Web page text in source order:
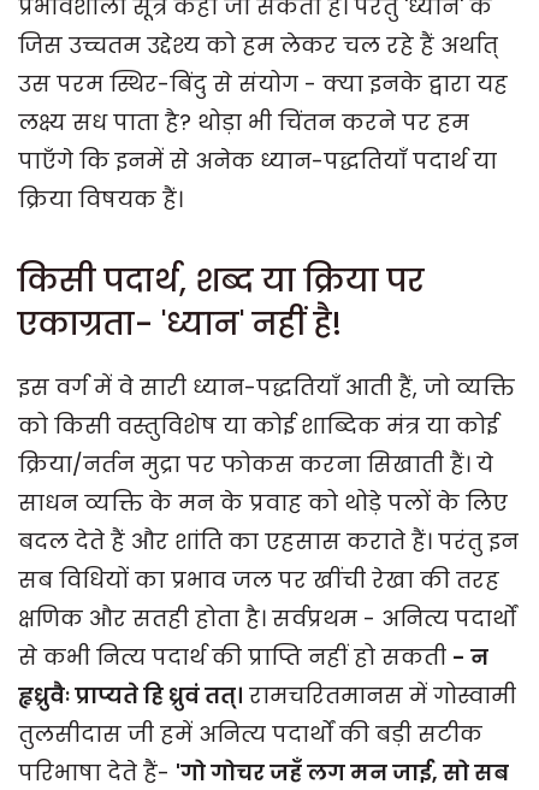
प्रभावशाली सूत्र कही जा सकती है। परंतु 'ध्यान' के
जिस उच्चतम उद्देश्य को हम लेकर चल रहे हैं अर्थात्
उस परम स्थिर-बिंदु से संयोग - क्या इनके द्वारा यह
लक्ष्य सध पाता है? थोड़ा भी चिंतन करने पर हम
पाएँगे कि इनमें से अनेक ध्यान-पद्धतियाँ पदार्थ या
क्रिया विषयक हैं।
किसी पदार्थ, शब्द या क्रिया पर
एकाग्रता- 'ध्यान' नहीं है!
इस वर्ग में वे सारी ध्यान-पद्धतियाँ आती हैं, जो व्यक्ति
को किसी वस्तुविशेष या कोई शाब्दिक मंत्र या कोई
क्रिया/नर्तन मुद्रा पर फोकस करना सिखाती हैं। ये
साधन व्यक्ति के मन के प्रवाह को थोड़े पलों के लिए
बदल देते हैं और शांति का एहसास कराते हैं। परंतु इन
सब विधियों का प्रभाव जल पर खींची रेखा की तरह
क्षणिक और सतही होता है। सर्वप्रथम - अनित्य पदार्थों
से कभी नित्य पदार्थ की प्राप्ति नहीं हो सकती - न
हृध्रुवैः प्राप्यते हि ध्रुवं तत्। रामचरितमानस में गोस्वामी
तुलसीदास जी हमें अनित्य पदार्थों की बड़ी सटीक
परिभाषा देते हैं- 'गो गोचर जहँ लग मन जाई, सो सब